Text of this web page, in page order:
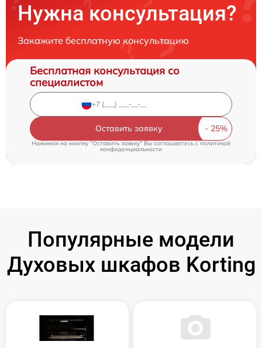
Нужна консультация?
Закажите бесплатную консультацию
Бесплатная консультация со
специалистом
Оставить заявку
Нажимая на кнопку "Оставить заявку" Вы соглашаетесь cполитикой
конфиденциальности
Популярные модели
Духовых шкафов Korting